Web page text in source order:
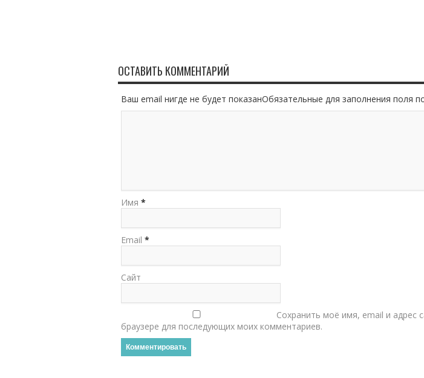
ОСТАВИТЬ КОММЕНТАРИЙ
Ваш email нигде не будет показанОбязательные для заполнения поля
Имя *
Email *
Сайт
Сохранить моё имя, email и адрес
браузере для последующих моих комментариев.